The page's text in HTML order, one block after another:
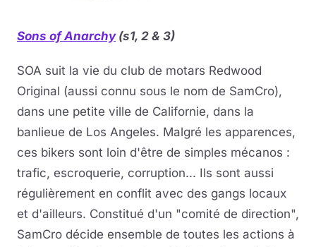
Sons of Anarchy(s1, 2 & 3)
SOA suit la vie du club de motars Redwood
Original (aussi connu sous le nom de SamCro),
dans une petite ville de Californie, dans la
banlieue de Los Angeles. Malgré les apparences,
ces bikers sont loin d'être de simples mécanos :
trafic, escroquerie, corruption... Ils sont aussi
régulièrement en conflit avec des gangs locaux
et d'ailleurs. Constitué d'un "comité de direction",
SamCro décide ensemble de toutes les actions à